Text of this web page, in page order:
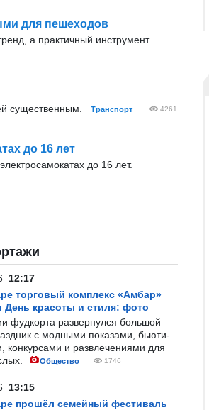
для пешеходов
а практичный инструмент
существенным. Транспорт 4261
до 16 лет
до 16 лет.
12:17
торговый комплекс «Амбар»
День красоты и стиля: фото
фудкорта развернулся большой
с модными показами, бьюти-
конкурсами и развлечениями для
Общество 1746
13:15
прошёл семейный фестиваль